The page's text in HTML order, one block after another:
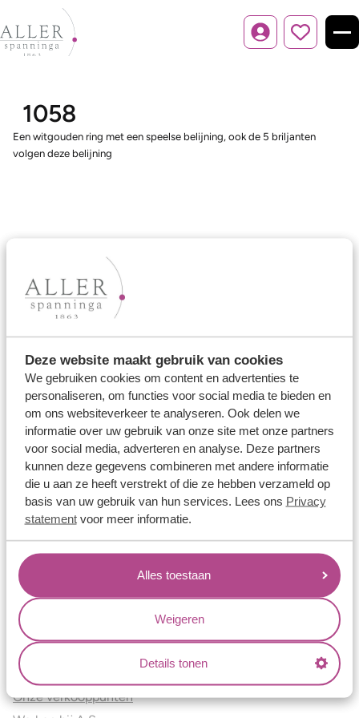
Deze website maakt gebruik van cookies
We gebruiken cookies om content en advertenties te
personaliseren, om functies voor social media te bieden en
om ons websiteverkeer te analyseren. Ook delen we
informatie over uw gebruik van onze site met onze partners
voor social media, adverteren en analyse. Deze partners
kunnen deze gegevens combineren met andere informatie
die u aan ze heeft verstrekt of die ze hebben verzameld op
basis van uw gebruik van hun services. Lees ons Privacy
statementvoor meer informatie.
Alles toestaan
Weigeren
Details tonen
Inloggen
1058
Een witgouden ring met een speelse belijning, ook de 5 briljanten
volgen deze belijning
Ons aanbod
Trouwringen
Memoireringen
Verlovingsringen
Vriendschapsringen
Over ons
Aller Spanninga
Historie
Certificaten
Blogs
Jouw voordelen
Conflictvrije Materialen
Oneindig veel mogelijkheden
Kwaliteit
Juweliers & Contact
Onze verkooppunten